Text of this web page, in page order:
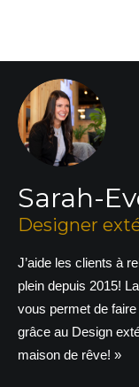
Sarah-
Designer
J’aide les clients à
plein depuis 2015!
vous permet de
grâce au Design
maison de rêve! »